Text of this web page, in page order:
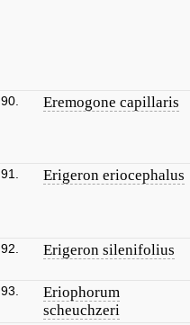
90. Eremogone capillaris
91. Erigeron eriocephalus
92. Erigeron silenifolius
93.
Eriophorum
scheuchzeri